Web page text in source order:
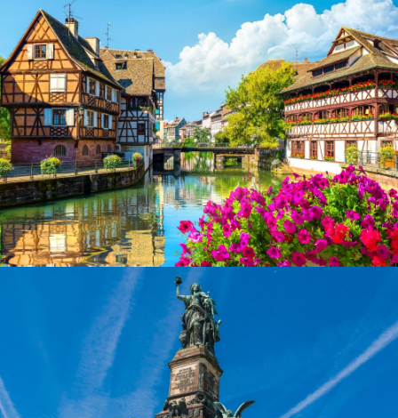
Häuser in Straßburg